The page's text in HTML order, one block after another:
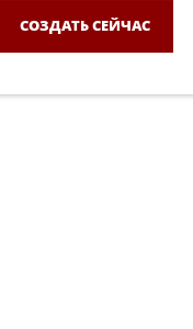
СОЗДАТЬ СЕЙЧАС